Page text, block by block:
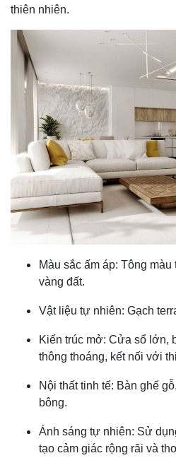
thiên nhiên.
Màu sắc ấm áp: Tông
vàng đất.
Vật liệu tự nhiên: Gạch
Kiến trúc mở: Cửa sổ lớn,
thông thoáng, kết nối với
Nội thất tinh tế: Bàn ghế
bông.
Ánh sáng tự nhiên: Sử
tạo cảm giác rộng rãi và